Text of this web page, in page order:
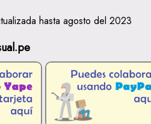
hasta agosto del 2023